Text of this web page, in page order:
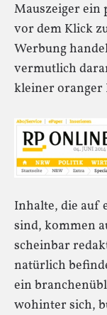
Mauszeiger ein
vor dem Klick
Werbung
vermutlich
kleiner oranger
Inhalte, die auf
sind, kommen
scheinbar
natürlich
ein
wohinter sich,